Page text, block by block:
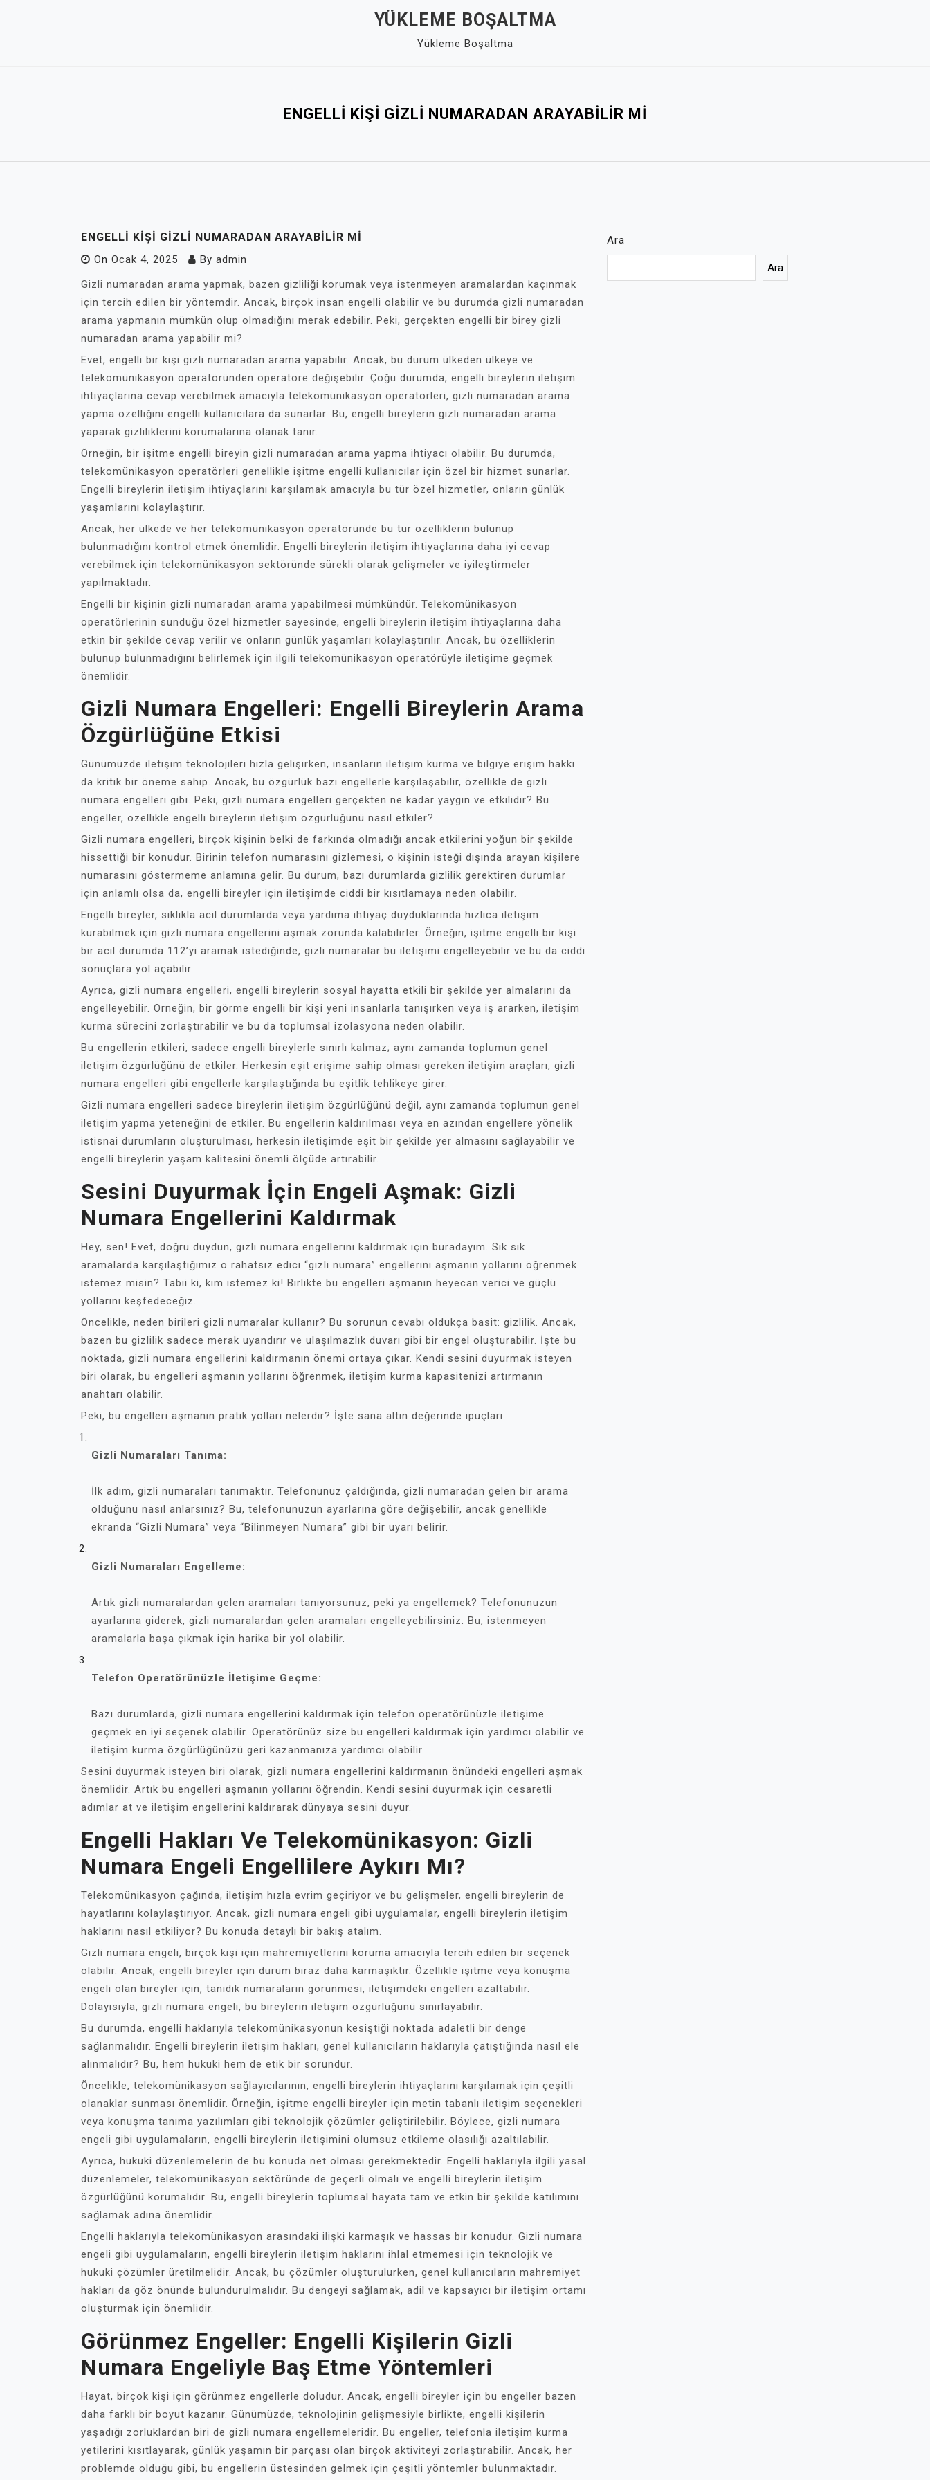
YÜKLEME BOŞALTMA
Yükleme Boşaltma
ENGELLI KIŞI GIZLI NUMARADAN ARAYABILIR MI
ENGELLI KIŞI GIZLI NUMARADAN ARAYABILIR MI
On Ocak 4, 2025 By admin
Gizli numaradan arama yapmak, bazen gizliliği korumak veya istenmeyen aramalardan kaçınmak
için tercih edilen bir yöntemdir. Ancak, birçok insan engelli olabilir ve bu durumda gizli numaradan
arama yapmanın mümkün olup olmadığını merak edebilir. Peki, gerçekten engelli bir birey gizli
numaradan arama yapabilir mi?
Evet, engelli bir kişi gizli numaradan arama yapabilir. Ancak, bu durum ülkeden ülkeye ve
telekomünikasyon operatöründen operatöre değişebilir. Çoğu durumda, engelli bireylerin iletişim
ihtiyaçlarına cevap verebilmek amacıyla telekomünikasyon operatörleri, gizli numaradan arama
yapma özelliğini engelli kullanıcılara da sunarlar. Bu, engelli bireylerin gizli numaradan arama
yaparak gizliliklerini korumalarına olanak tanır.
Örneğin, bir işitme engelli bireyin gizli numaradan arama yapma ihtiyacı olabilir. Bu durumda,
telekomünikasyon operatörleri genellikle işitme engelli kullanıcılar için özel bir hizmet sunarlar.
Engelli bireylerin iletişim ihtiyaçlarını karşılamak amacıyla bu tür özel hizmetler, onların günlük
yaşamlarını kolaylaştırır.
Ancak, her ülkede ve her telekomünikasyon operatöründe bu tür özelliklerin bulunup
bulunmadığını kontrol etmek önemlidir. Engelli bireylerin iletişim ihtiyaçlarına daha iyi cevap
verebilmek için telekomünikasyon sektöründe sürekli olarak gelişmeler ve iyileştirmeler
yapılmaktadır.
Engelli bir kişinin gizli numaradan arama yapabilmesi mümkündür. Telekomünikasyon
operatörlerinin sunduğu özel hizmetler sayesinde, engelli bireylerin iletişim ihtiyaçlarına daha
etkin bir şekilde cevap verilir ve onların günlük yaşamları kolaylaştırılır. Ancak, bu özelliklerin
bulunup bulunmadığını belirlemek için ilgili telekomünikasyon operatörüyle iletişime geçmek
önemlidir.
Gizli Numara Engelleri: Engelli Bireylerin Arama
Özgürlüğüne Etkisi
Günümüzde iletişim teknolojileri hızla gelişirken, insanların iletişim kurma ve bilgiye erişim hakkı
da kritik bir öneme sahip. Ancak, bu özgürlük bazı engellerle karşılaşabilir, özellikle de gizli
numara engelleri gibi. Peki, gizli numara engelleri gerçekten ne kadar yaygın ve etkilidir? Bu
engeller, özellikle engelli bireylerin iletişim özgürlüğünü nasıl etkiler?
Gizli numara engelleri, birçok kişinin belki de farkında olmadığı ancak etkilerini yoğun bir şekilde
hissettiği bir konudur. Birinin telefon numarasını gizlemesi, o kişinin isteği dışında arayan kişilere
numarasını göstermeme anlamına gelir. Bu durum, bazı durumlarda gizlilik gerektiren durumlar
için anlamlı olsa da, engelli bireyler için iletişimde ciddi bir kısıtlamaya neden olabilir.
Engelli bireyler, sıklıkla acil durumlarda veya yardıma ihtiyaç duyduklarında hızlıca iletişim
kurabilmek için gizli numara engellerini aşmak zorunda kalabilirler. Örneğin, işitme engelli bir kişi
bir acil durumda 112’yi aramak istediğinde, gizli numaralar bu iletişimi engelleyebilir ve bu da ciddi
sonuçlara yol açabilir.
Ayrıca, gizli numara engelleri, engelli bireylerin sosyal hayatta etkili bir şekilde yer almalarını da
engelleyebilir. Örneğin, bir görme engelli bir kişi yeni insanlarla tanışırken veya iş ararken, iletişim
kurma sürecini zorlaştırabilir ve bu da toplumsal izolasyona neden olabilir.
Bu engellerin etkileri, sadece engelli bireylerle sınırlı kalmaz; aynı zamanda toplumun genel
iletişim özgürlüğünü de etkiler. Herkesin eşit erişime sahip olması gereken iletişim araçları, gizli
numara engelleri gibi engellerle karşılaştığında bu eşitlik tehlikeye girer.
Gizli numara engelleri sadece bireylerin iletişim özgürlüğünü değil, aynı zamanda toplumun genel
iletişim yapma yeteneğini de etkiler. Bu engellerin kaldırılması veya en azından engellere yönelik
istisnai durumların oluşturulması, herkesin iletişimde eşit bir şekilde yer almasını sağlayabilir ve
engelli bireylerin yaşam kalitesini önemli ölçüde artırabilir.
Sesini Duyurmak İçin Engeli Aşmak: Gizli
Numara Engellerini Kaldırmak
Hey, sen! Evet, doğru duydun, gizli numara engellerini kaldırmak için buradayım. Sık sık
aramalarda karşılaştığımız o rahatsız edici “gizli numara” engellerini aşmanın yollarını öğrenmek
istemez misin? Tabii ki, kim istemez ki! Birlikte bu engelleri aşmanın heyecan verici ve güçlü
yollarını keşfedeceğiz.
Öncelikle, neden birileri gizli numaralar kullanır? Bu sorunun cevabı oldukça basit: gizlilik. Ancak,
bazen bu gizlilik sadece merak uyandırır ve ulaşılmazlık duvarı gibi bir engel oluşturabilir. İşte bu
noktada, gizli numara engellerini kaldırmanın önemi ortaya çıkar. Kendi sesini duyurmak isteyen
biri olarak, bu engelleri aşmanın yollarını öğrenmek, iletişim kurma kapasitenizi artırmanın
anahtarı olabilir.
Peki, bu engelleri aşmanın pratik yolları nelerdir? İşte sana altın değerinde ipuçları:
Gizli Numaraları Tanıma:
İlk adım, gizli numaraları tanımaktır. Telefonunuz çaldığında, gizli numaradan gelen bir arama
olduğunu nasıl anlarsınız? Bu, telefonunuzun ayarlarına göre değişebilir, ancak genellikle
ekranda “Gizli Numara” veya “Bilinmeyen Numara” gibi bir uyarı belirir.
Gizli Numaraları Engelleme:
Artık gizli numaralardan gelen aramaları tanıyorsunuz, peki ya engellemek? Telefonunuzun
ayarlarına giderek, gizli numaralardan gelen aramaları engelleyebilirsiniz. Bu, istenmeyen
aramalarla başa çıkmak için harika bir yol olabilir.
Telefon Operatörünüzle İletişime Geçme:
Bazı durumlarda, gizli numara engellerini kaldırmak için telefon operatörünüzle iletişime
geçmek en iyi seçenek olabilir. Operatörünüz size bu engelleri kaldırmak için yardımcı olabilir ve
iletişim kurma özgürlüğünüzü geri kazanmanıza yardımcı olabilir.
Sesini duyurmak isteyen biri olarak, gizli numara engellerini kaldırmanın önündeki engelleri aşmak
önemlidir. Artık bu engelleri aşmanın yollarını öğrendin. Kendi sesini duyurmak için cesaretli
adımlar at ve iletişim engellerini kaldırarak dünyaya sesini duyur.
Engelli Hakları Ve Telekomünikasyon: Gizli
Numara Engeli Engellilere Aykırı Mı?
Telekomünikasyon çağında, iletişim hızla evrim geçiriyor ve bu gelişmeler, engelli bireylerin de
hayatlarını kolaylaştırıyor. Ancak, gizli numara engeli gibi uygulamalar, engelli bireylerin iletişim
haklarını nasıl etkiliyor? Bu konuda detaylı bir bakış atalım.
Gizli numara engeli, birçok kişi için mahremiyetlerini koruma amacıyla tercih edilen bir seçenek
olabilir. Ancak, engelli bireyler için durum biraz daha karmaşıktır. Özellikle işitme veya konuşma
engeli olan bireyler için, tanıdık numaraların görünmesi, iletişimdeki engelleri azaltabilir.
Dolayısıyla, gizli numara engeli, bu bireylerin iletişim özgürlüğünü sınırlayabilir.
Bu durumda, engelli haklarıyla telekomünikasyonun kesiştiği noktada adaletli bir denge
sağlanmalıdır. Engelli bireylerin iletişim hakları, genel kullanıcıların haklarıyla çatıştığında nasıl ele
alınmalıdır? Bu, hem hukuki hem de etik bir sorundur.
Öncelikle, telekomünikasyon sağlayıcılarının, engelli bireylerin ihtiyaçlarını karşılamak için çeşitli
olanaklar sunması önemlidir. Örneğin, işitme engelli bireyler için metin tabanlı iletişim seçenekleri
veya konuşma tanıma yazılımları gibi teknolojik çözümler geliştirilebilir. Böylece, gizli numara
engeli gibi uygulamaların, engelli bireylerin iletişimini olumsuz etkileme olasılığı azaltılabilir.
Ayrıca, hukuki düzenlemelerin de bu konuda net olması gerekmektedir. Engelli haklarıyla ilgili yasal
düzenlemeler, telekomünikasyon sektöründe de geçerli olmalı ve engelli bireylerin iletişim
özgürlüğünü korumalıdır. Bu, engelli bireylerin toplumsal hayata tam ve etkin bir şekilde katılımını
sağlamak adına önemlidir.
Engelli haklarıyla telekomünikasyon arasındaki ilişki karmaşık ve hassas bir konudur. Gizli numara
engeli gibi uygulamaların, engelli bireylerin iletişim haklarını ihlal etmemesi için teknolojik ve
hukuki çözümler üretilmelidir. Ancak, bu çözümler oluşturulurken, genel kullanıcıların mahremiyet
hakları da göz önünde bulundurulmalıdır. Bu dengeyi sağlamak, adil ve kapsayıcı bir iletişim ortamı
oluşturmak için önemlidir.
Görünmez Engeller: Engelli Kişilerin Gizli
Numara Engeliyle Baş Etme Yöntemleri
Hayat, birçok kişi için görünmez engellerle doludur. Ancak, engelli bireyler için bu engeller bazen
daha farklı bir boyut kazanır. Günümüzde, teknolojinin gelişmesiyle birlikte, engelli kişilerin
yaşadığı zorluklardan biri de gizli numara engellemeleridir. Bu engeller, telefonla iletişim kurma
yetilerini kısıtlayarak, günlük yaşamın bir parçası olan birçok aktiviteyi zorlaştırabilir. Ancak, her
problemde olduğu gibi, bu engellerin üstesinden gelmek için çeşitli yöntemler bulunmaktadır.
Ara
Ara